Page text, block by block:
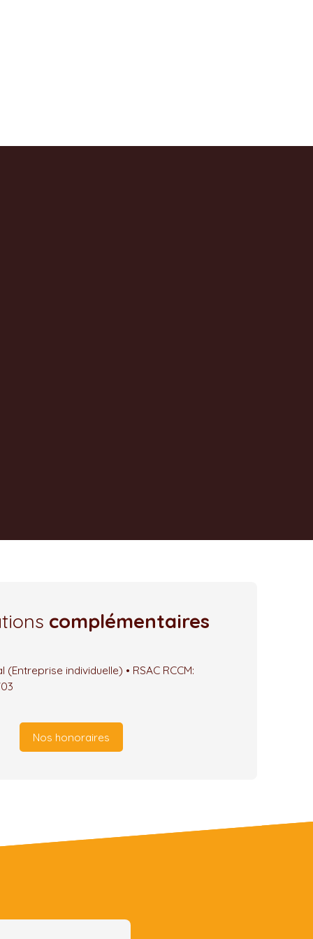
complémentaires
individuelle) • RSAC RCCM:
Nos honoraires